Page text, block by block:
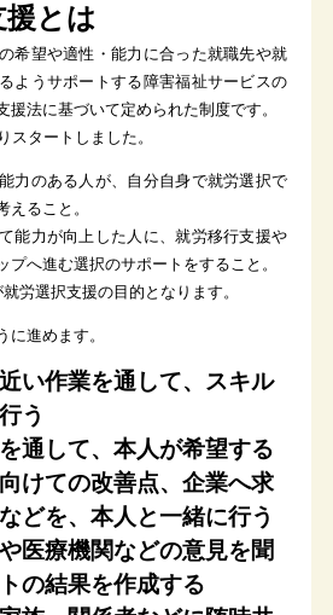
とは
希望や適性・能力に合った就職先や就
ようサポートする障害福祉サービスの
援法に基づいて定められた制度です。
スタートしました。
力のある人が、自分自身で就労選択で
えること。
能力が向上した人に、就労移行支援や
プへ進む選択のサポートをすること。
労選択支援の目的となります。
に進めます。
い作業を通して、スキル
う
通して、本人が希望する
けての改善点、企業へ求
どを、本人と一緒に行う
医療機関などの意見を聞
の結果を作成する